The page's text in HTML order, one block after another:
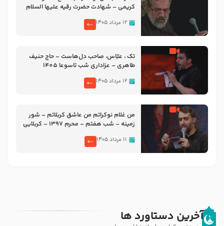
کریمی – شهادت حضرت رقیه علیها السلام
۱۲ مرداد ۱۴۰۵
تک ، عبّاس، صاحب دل‌هاست – حاج حنیف
طاهری – عزاداری شب تاسوعا 1405
۱۲ مرداد ۱۴۰۵
من غلام نوکراتم من عاشق کربلاتم – شور
زمینه – شب هفتم – محرم 1397 – کربلایی
۱۱ مرداد ۱۴۰۵
آخرین دستاورد ها